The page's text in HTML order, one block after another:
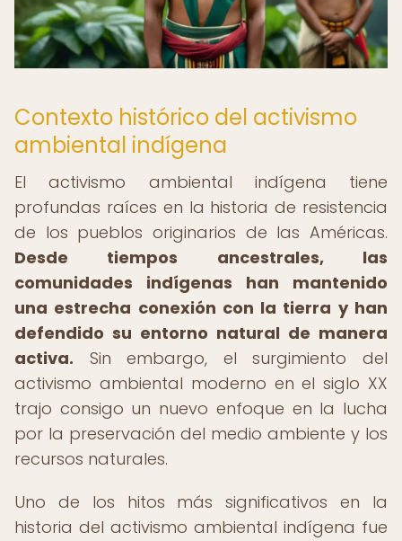
Contexto histórico del activismo
ambiental indígena
El activismo ambiental indígena tiene
profundas raíces en la historia de resistencia
de los pueblos originarios de las Américas.
Desde tiempos ancestrales, las
comunidades indígenas han mantenido
una estrecha conexión con la tierra y han
defendido su entorno natural de manera
activa. Sin embargo, el surgimiento del
activismo ambiental moderno en el siglo XX
trajo consigo un nuevo enfoque en la lucha
por la preservación del medio ambiente y los
recursos naturales.
Uno de los hitos más significativos en la
historia del activismo ambiental indígena fue